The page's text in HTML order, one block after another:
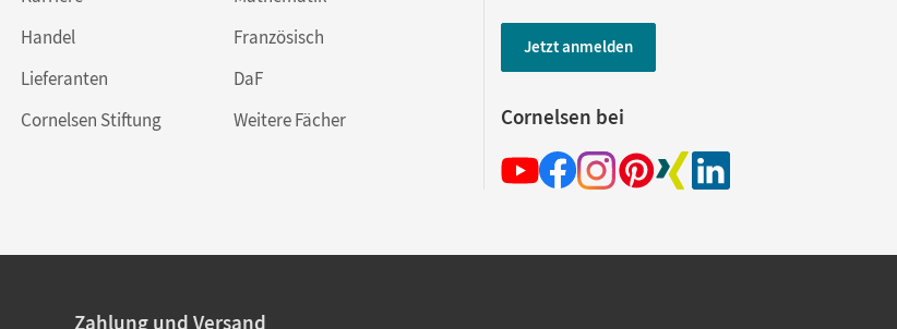
Handel
Lieferanten
Cornelsen Stiftung
Französisch
DaF
Weitere Fächer
Jetzt anmelden
Cornelsen bei
Zahlung und Versand